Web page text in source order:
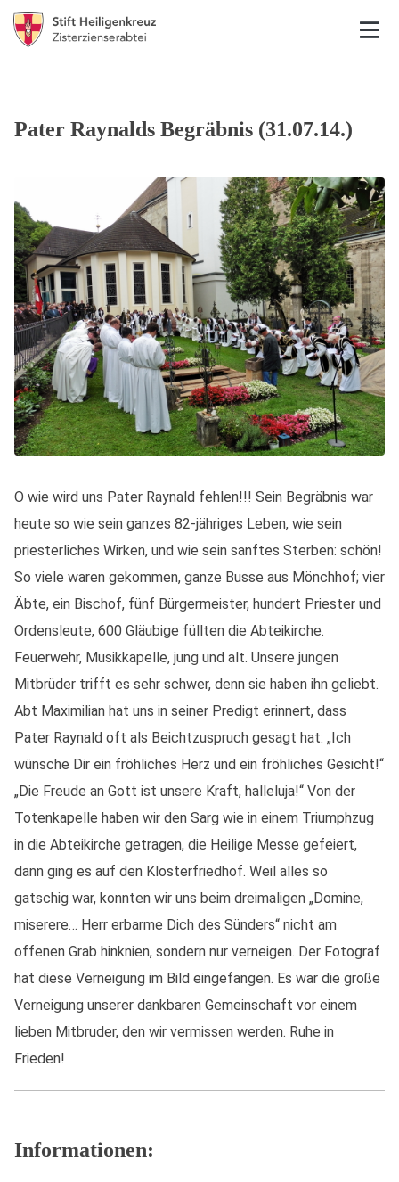
Pater Raynalds Begräbnis (31.07.14.)
O wie wird uns Pater Raynald fehlen!!! Sein Begräbnis war
heute so wie sein ganzes 82-jähriges Leben, wie sein
priesterliches Wirken, und wie sein sanftes Sterben: schön!
So viele waren gekommen, ganze Busse aus Mönchhof; vier
Äbte, ein Bischof, fünf Bürgermeister, hundert Priester und
Ordensleute, 600 Gläubige füllten die Abteikirche.
Feuerwehr, Musikkapelle, jung und alt. Unsere jungen
Mitbrüder trifft es sehr schwer, denn sie haben ihn geliebt.
Abt Maximilian hat uns in seiner Predigt erinnert, dass
Pater Raynald oft als Beichtzuspruch gesagt hat: „Ich
wünsche Dir ein fröhliches Herz und ein fröhliches Gesicht!“
„Die Freude an Gott ist unsere Kraft, halleluja!“ Von der
Totenkapelle haben wir den Sarg wie in einem Triumphzug
in die Abteikirche getragen, die Heilige Messe gefeiert,
dann ging es auf den Klosterfriedhof. Weil alles so
gatschig war, konnten wir uns beim dreimaligen „Domine,
miserere… Herr erbarme Dich des Sünders“ nicht am
offenen Grab hinknien, sondern nur verneigen. Der Fotograf
hat diese Verneigung im Bild eingefangen. Es war die große
Verneigung unserer dankbaren Gemeinschaft vor einem
lieben Mitbruder, den wir vermissen werden. Ruhe in
Frieden!
Informationen: